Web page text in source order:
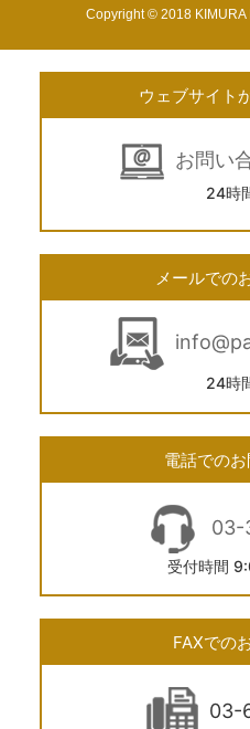
Copyright © 2018 KIMURA
ウェブサイト
お問い
24時
メールでの
24時
電話での
03-
受付時間
FAXでの
03-